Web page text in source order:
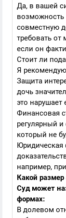
Да, в вашей
совместную
требовать от
если он
Стоит ли
Я
Защита
дочь
это нарушает
Финансовая
регулярный
который не
Юридическая
например,
Какой
Суд может
формах:
В долевом